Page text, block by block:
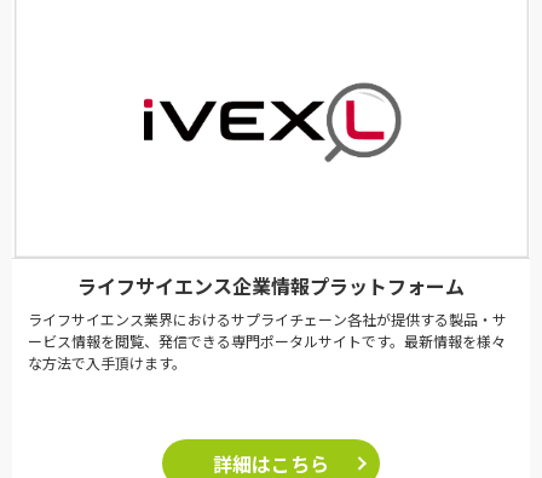
ライフサイエンス企業情報プラットフォーム
ライフサイエンス業界におけるサプライチェーン各社が提供する製品・サ
ービス情報を閲覧、発信できる専門ポータルサイトです。最新情報を様々
な方法で入手頂けます。
詳細はこちら